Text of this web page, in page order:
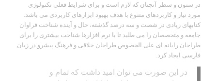
در ستون و سطر آنچنان که لازم است و برای شرایط فعلی تکنولوژی
مورد نیاز و کاربردهای متنوع با هدف بهبود ابزارهای کاربردی می باشد.
کتابهای زیادی در شصت و سه درصد گذشته، حال و آینده شناخت فراوان
جامعه و متخصصان را می طلبد تا با نرم افزارها شناخت بیشتری را برای
طراحان رایانه ای علی الخصوص طراحان خلاقی و فرهنگ پیشرو در زبان
فارسی ایجاد کرد.
در این صورت می توان امید داشت که تمام و